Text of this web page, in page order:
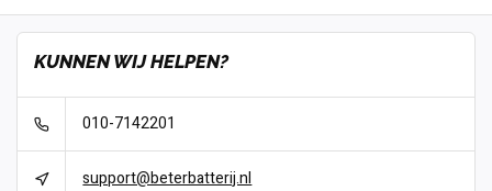
KUNNEN WIJ HELPEN?
010-7142201
support@beterbatterij.nl